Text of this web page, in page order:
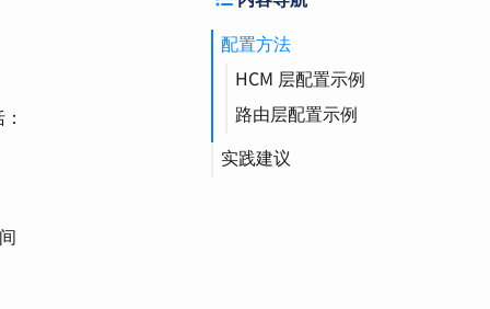
配置方法
HCM 层配置示例
路由层配置示例
实践建议